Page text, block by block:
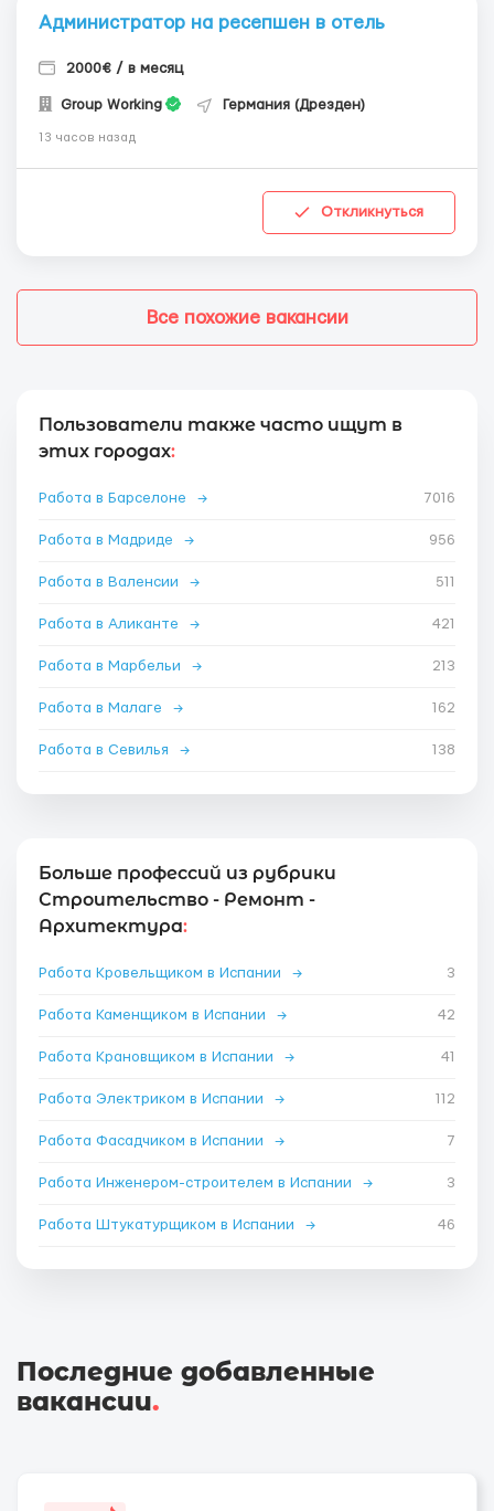
Администратор на ресепшен в отель
2000€ / в месяц
Group Working Германия (Дрезден)
13 часов назад
Откликнуться
Все похожие вакансии
Пользователи также часто ищут в
этих городах:
Работа в Барселоне → 7016
Работа в Мадриде → 956
Работа в Валенсии → 511
Работа в Аликанте → 421
Работа в Марбельи → 213
Работа в Малаге → 162
Работа в Севилья → 138
Больше профессий из рубрики
Строительство - Ремонт -
Архитектура:
Работа Кровельщиком в Испании → 3
Работа Каменщиком в Испании → 42
Работа Крановщиком в Испании → 41
Работа Электриком в Испании → 112
Работа Фасадчиком в Испании → 7
Работа Инженером-строителем в Испании → 3
Работа Штукатурщиком в Испании → 46
Последние добавленные
вакансии.